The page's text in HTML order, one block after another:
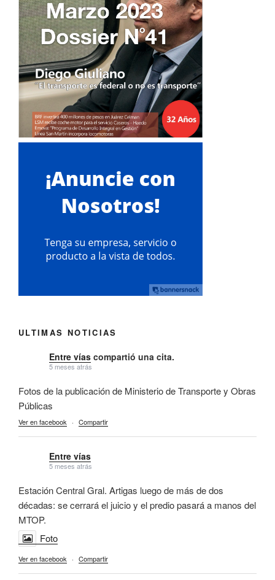
ULTIMAS NOTICIAS
Entre vías compartió una cita.
5 meses atrás
Fotos de la publicación de Ministerio de Transporte y Obras
Públicas
Ver en facebook · Compartir
Entre vías
5 meses atrás
Estación Central Gral. Artigas luego de más de dos
décadas: se cerrará el juicio y el predio pasará a manos del
MTOP.
Foto
Ver en facebook · Compartir